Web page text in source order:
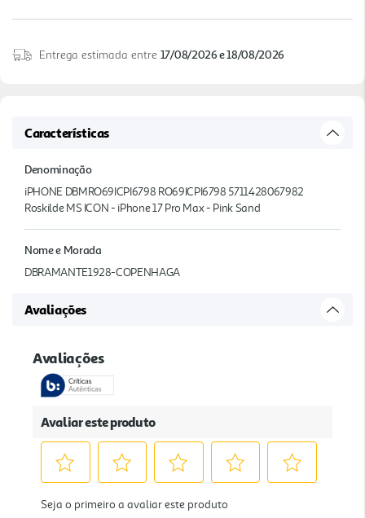
Entrega estimada entre 17/08/2026 e 18/08/2026
Características
Denominação
iPHONE DBMRO69ICPI6798 RO69ICPI6798 5711428067982
Roskilde MS ICON - iPhone 17 Pro Max - Pink Sand
Nome e Morada
DBRAMANTE1928-COPENHAGA
Avaliações